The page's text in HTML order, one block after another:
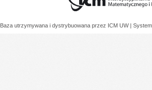
Baza utrzymywana i dystrybuowana przez ICM UW |